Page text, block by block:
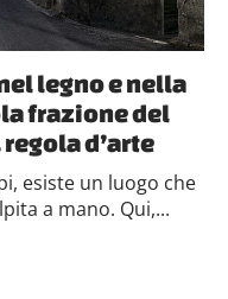
legno e nella
frazione del
d’arte
esiste un luogo che
a mano. Qui,...